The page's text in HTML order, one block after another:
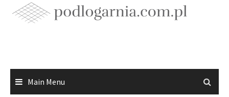
Main Menu